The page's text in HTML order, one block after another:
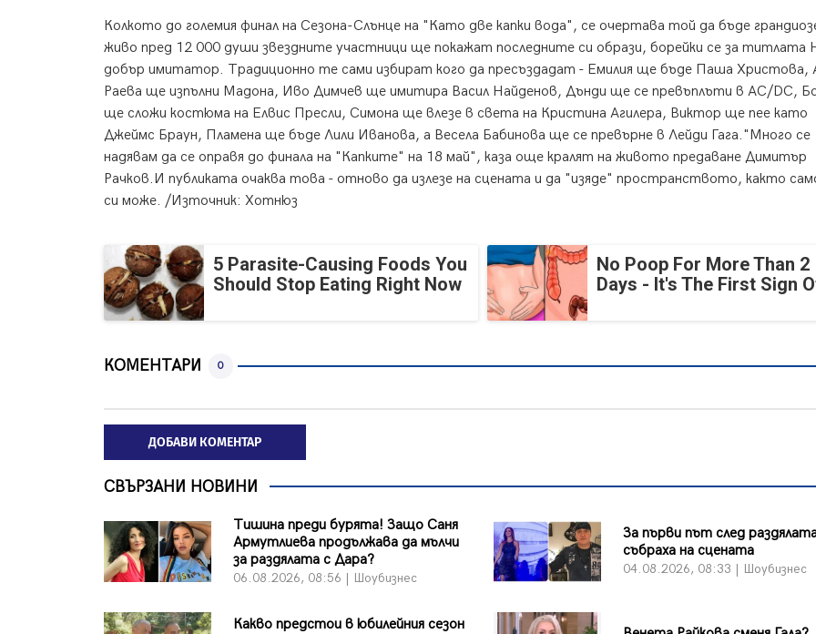
Колкото до големия финал на Сезона-Слънце на "Като две капки вода", се очертава той да бъде
живо пред 12 000 души звездните участници ще покажат последните си образи, борейки се за титлата
добър имитатор. Традиционно те сами избират кого да пресъздадат - Емилия ще бъде Паша Христова,
Раева ще изпълни Мадона, Иво Димчев ще имитира Васил Найденов, Дънди ще се превъплъти в AC/DC,
ще сложи костюма на Елвис Пресли, Симона ще влезе в света на Кристина Агилера, Виктор ще пее като
Джеймс Браун, Пламена ще бъде Лили Иванова, а Весела Бабинова ще се превърне в Лейди Гага."Много се
надявам да се оправя до финала на "Капките" на 18 май", каза още кралят на живото предаване Димитър
Рачков.И публиката очаква това - отново да излезе на сцената и да "изяде" пространството, както
си може. /Източник: Хотнюз
5 Parasite-Causing Foods You
Should Stop Eating Right Now
No Poop For More Than 2
Days - It's The First Sign
КОМЕНТАРИ 0
ДОБАВИ КОМЕНТАР
СВЪРЗАНИ НОВИНИ
Тишина преди бурята! Защо Саня
Армутлиева продължава да мълчи
за раздялата с Дара?
06.08.2026, 08:56 | Шоубизнес
За първи път след
събраха на сцената
04.08.2026, 08:33 | Шоубизнес
Какво предстои в юбилейния сезон